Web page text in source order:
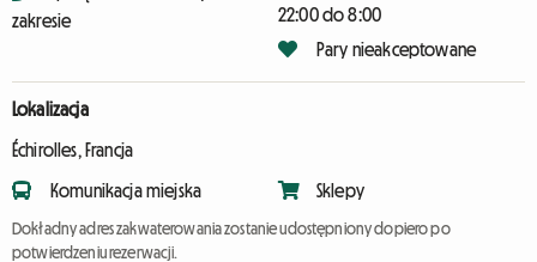
zakresie
22:00 do 8:00
Pary nieakceptowane
Lokalizacja
Échirolles, Francja
Komunikacja miejska Sklepy
Dokładny adres zakwaterowania zostanie udostępniony dopiero po
potwierdzeniu rezerwacji.